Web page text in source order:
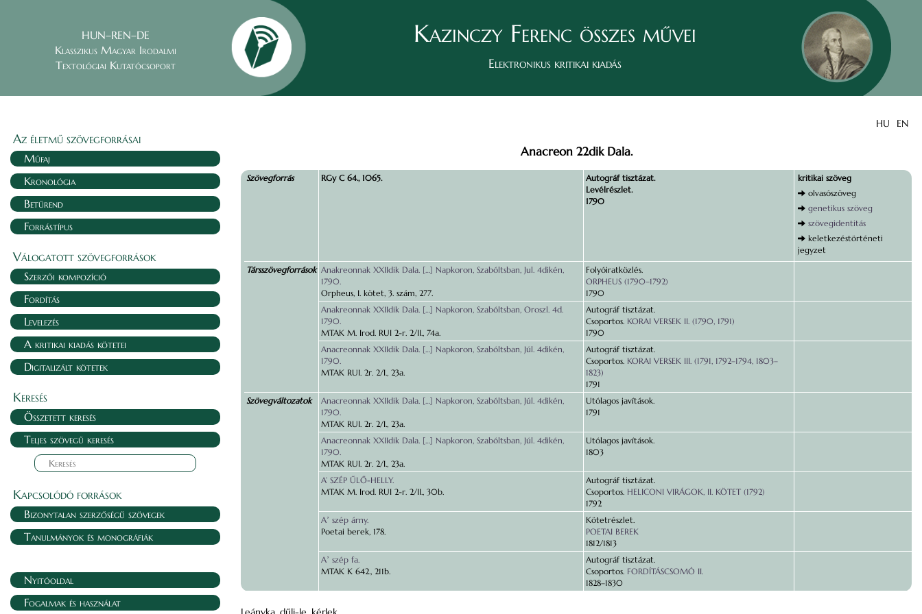
HUN–REN–DE
Klasszikus Magyar Irodalmi
Textológiai Kutatócsoport
Kazinczy Ferenc összes művei
Elektronikus kritikai kiadás
HU EN
Az életmű szövegforrásai
Műfaj
Kronológia
Betűrend
Forrástípus
Válogatott szövegforrások
Szerzői kompozíció
Fordítás
Levelezés
A kritikai kiadás kötetei
Digitalizált kötetek
Keresés
Összetett keresés
Teljes szövegű keresés
Kapcsolódó források
Bizonytalan szerzőségű szövegek
Tanulmányok és monográfiák
Nyitóoldal
Fogalmak és használat
Anacreon 22dik Dala.
Szövegforrás RGy C 64., 1065.
Autográf tisztázat.
Levélrészlet.
1790
kritikai szöveg
olvasószöveg
genetikus szöveg
szövegidentitás
keletkezéstörténeti
jegyzet
Társszövegforrások Anakreonnak XXIIdik Dala. […] Napkoron, Szabóltsban, Jul. 4dikén,
1790.
Orpheus, I. kötet, 3. szám, 277.
Folyóiratközlés.
ORPHEUS (1790–1792)
1790
Anakreonnak XXIIdik Dala. […] Napkoron, Szabóltsban, Oroszl. 4d.
1790.
MTAK M. Irod. RUI 2-r. 2/II., 74a.
Autográf tisztázat.
Csoportos. KORAI VERSEK II. (1790, 1791)
1790
Anacreonnak XXIIdik Dala. […] Napkoron, Szabóltsban, Júl. 4dikén,
1790.
MTAK RUI. 2r. 2/I., 23a.
Autográf tisztázat.
Csoportos. KORAI VERSEK III. (1791, 1792–1794, 1803–
1823)
1791
Szövegváltozatok
Anacreonnak XXIIdik Dala. […] Napkoron, Szabóltsban, Júl. 4dikén,
1790.
MTAK RUI. 2r. 2/I., 23a.
Utólagos javítások.
1791
Anacreonnak XXIIdik Dala. […] Napkoron, Szabóltsban, Júl. 4dikén,
1790.
MTAK RUI. 2r. 2/I., 23a.
Utólagos javítások.
1803
A’ SZÉP ŰLŐ-HELLY.
MTAK M. Irod. RUI 2-r. 2/II., 30b.
Autográf tisztázat.
Csoportos. HELICONI VIRÁGOK, II. KÖTET (1792)
1792
Aʼ szép árny.
Poetai berek, 178.
Kötetrészlet.
POETAI BEREK
1812/1813
Aʼ szép fa.
MTAK K 642., 211b.
Autográf tisztázat.
Csoportos. FORDÍTÁSCSOMÓ II.
1828–1830